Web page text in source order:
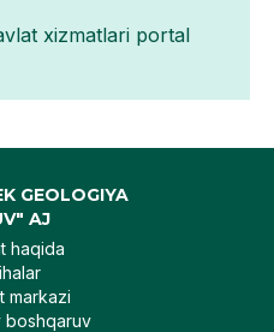
xizmatlari portal
GEOLOGIYA
AJ
haqida
markazi
boshqaruv